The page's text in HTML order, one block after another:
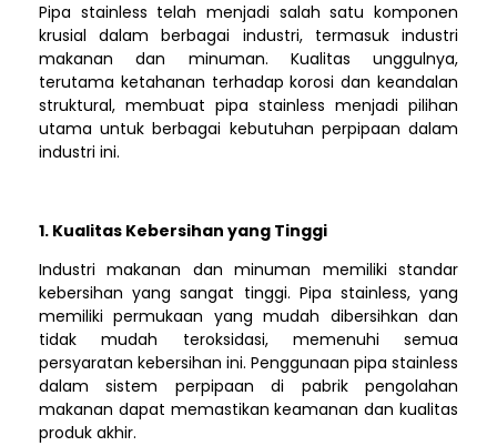
Pipa stainless telah menjadi salah satu komponen
krusial dalam berbagai industri, termasuk industri
makanan dan minuman. Kualitas unggulnya,
terutama ketahanan terhadap korosi dan keandalan
struktural, membuat pipa stainless menjadi pilihan
utama untuk berbagai kebutuhan perpipaan dalam
industri ini.
1. Kualitas Kebersihan yang Tinggi
Industri makanan dan minuman memiliki standar
kebersihan yang sangat tinggi. Pipa stainless, yang
memiliki permukaan yang mudah dibersihkan dan
tidak mudah teroksidasi, memenuhi semua
persyaratan kebersihan ini. Penggunaan pipa stainless
dalam sistem perpipaan di pabrik pengolahan
makanan dapat memastikan keamanan dan kualitas
produk akhir.